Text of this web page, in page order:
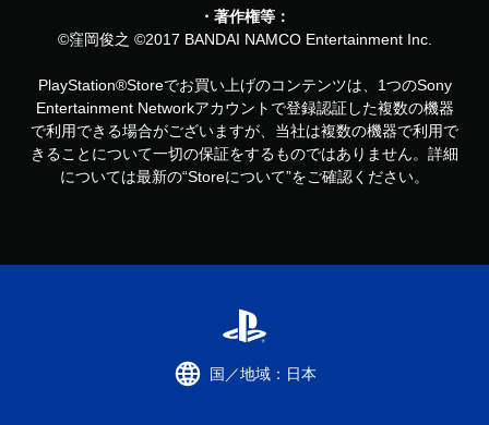
・著作権等：
©窪岡俊之 ©2017 BANDAI NAMCO Entertainment Inc.
PlayStation®Storeでお買い上げのコンテンツは、1つのSony
Entertainment Networkアカウントで登録認証した複数の機器
で利用できる場合がございますが、当社は複数の機器で利用で
きることについて一切の保証をするものではありません。詳細
については最新の“Storeについて”をご確認ください。
国／地域：日本